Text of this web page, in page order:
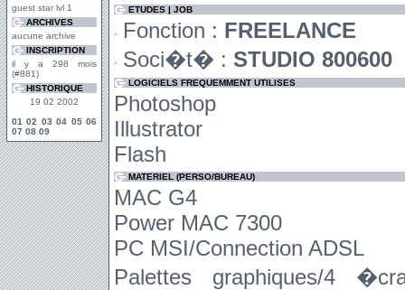
guest star lvl 1
ARCHIVES
aucune archive
INSCRIPTION
il y a 298 mois
(#881)
HISTORIQUE
19 02 2002
01 02 03 04 05 06
07 08 09
ETUDES | JOB
Fonction : FREELANCE
Soci�t� : STUDIO 800600
LOGICIELS FREQUEMMENT UTILISES
Photoshop
Illustrator
Flash
MATERIEL (PERSO/BUREAU)
MAC G4
Power MAC 7300
PC MSI/Connection ADSL
Palettes graphiques/4